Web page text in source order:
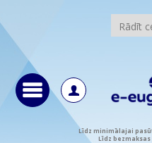
Līdz minimālajai
Līdz